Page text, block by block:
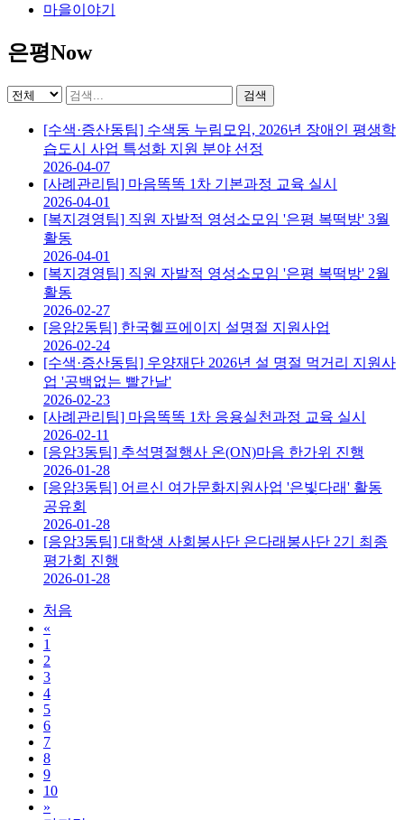
마을이야기
은평Now
검색
[수색·증산동팀] 수색동 누림모임, 2026년 장애인 평생학
습도시 사업 특성화 지원 분야 선정
2026-04-07
[사례관리팀] 마음똑똑 1차 기본과정 교육 실시
2026-04-01
[복지경영팀] 직원 자발적 영성소모임 '은평 복떡방' 3월
활동
2026-04-01
[복지경영팀] 직원 자발적 영성소모임 '은평 복떡방' 2월
활동
2026-02-27
[응암2동팀] 한국헬프에이지 설명절 지원사업
2026-02-24
[수색·증산동팀] 우양재단 2026년 설 명절 먹거리 지원사
업 '공백없는 빨간날'
2026-02-23
[사례관리팀] 마음똑똑 1차 응용실천과정 교육 실시
2026-02-11
[응암3동팀] 추석명절행사 온(ON)마음 한가위 진행
2026-01-28
[응암3동팀] 어르신 여가문화지원사업 '은빛다래' 활동
공유회
2026-01-28
[응암3동팀] 대학생 사회봉사단 은다래봉사단 2기 최종
평가회 진행
2026-01-28
처음
«
1
2
3
4
5
6
7
8
9
10
»